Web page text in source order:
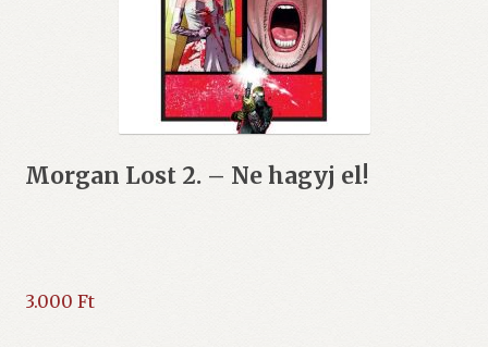
Morgan Lost 2. – Ne hagyj el!
3.000 Ft